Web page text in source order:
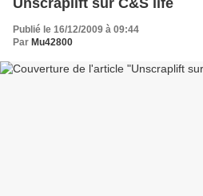
Unscraplift sur C&S life
Publié le 16/12/2009 à 09:44
Par Mu42800